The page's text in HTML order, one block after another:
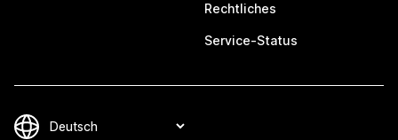
Rechtliches
Service-Status